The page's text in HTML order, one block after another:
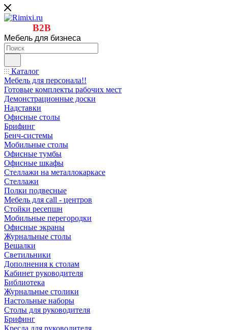
B2B
Мебель для бизнеса
Каталог
Мебель для персонала!!
Готовые комплекты рабочих мест
Демонстрационные доски
Надставки
Офисные столы
Брифинг
Бенч-системы
Мобильные столы
Офисные тумбы
Офисные шкафы
Стеллажи на металлокаркасе
Стеллажи
Полки подвесные
Мебель для call - центров
Стойки ресепшн
Мобильные перегородки
Офисные экраны
Журнальные столы
Вешалки
Светильники
Дополнения к столам
Кабинет руководителя
Библиотека
Журнальные столики
Настольные наборы
Столы для руководителя
Брифинг
Кресла для руководителя